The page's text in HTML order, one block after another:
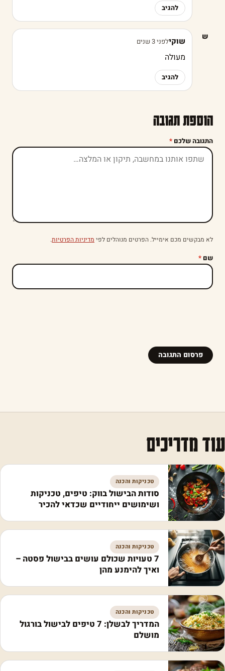
להגיב
ש שוקילפני 3 שנים
מעולה
להגיב
הוספת תגובה
התגובה שלכם *
לא מבקשים מכם אימייל. הפרטים מנוהלים לפי מדיניות הפרטיות.
שם *
עוד מדריכים
טכניקות והכנה
סודות הבישול בווק: טיפים, טכניקות
ושימושים ייחודיים שכדאי להכיר
טכניקות והכנה
7 טעויות שכולם עושים בבישול פסטה –
ואיך להימנע מהן
טכניקות והכנה
המדריך לבשלן: 7 טיפים לבישול בורגול
מושלם